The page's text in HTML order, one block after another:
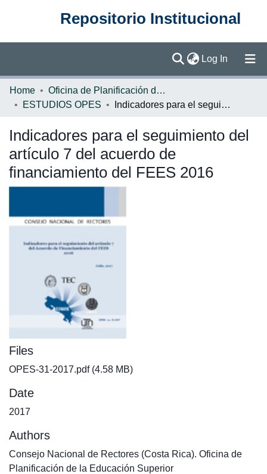
Repositorio Institucional
Log In (current)
Communities & Collections
Statistics
Home
Oficina de Planificación de la Educación Superior (OPES)
ESTUDIOS OPES
Indicadores para el seguimiento del artículo 7 del acuerdo de financiamiento del FEES 2016
Indicadores para el seguimiento del
artículo 7 del acuerdo de
financiamiento del FEES 2016
Files
OPES-31-2017.pdf(4.58 MB)
Date
2017
Authors
Consejo Nacional de Rectores (Costa Rica). Oficina de
Planificación de la Educación Superior